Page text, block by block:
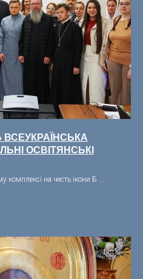
ВСЕУКРАЇНСЬКА
ОСВІТЯНСЬКІ
комплексі на честь ікони Б ...